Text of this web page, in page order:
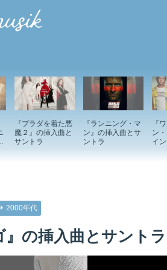
『プラダを着た悪
魔２』の挿入曲と
サントラ
『ランニング・マ
ン』の挿入曲とサ
ントラ
『
ン
イ
2000年代
』の挿入曲とサントラ